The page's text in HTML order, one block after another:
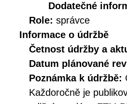
Dodatečné
Role: správce
Informace o údržbě
Četnost údržby a
Datum plánované
Poznámka k údržbě:
Každoročně je